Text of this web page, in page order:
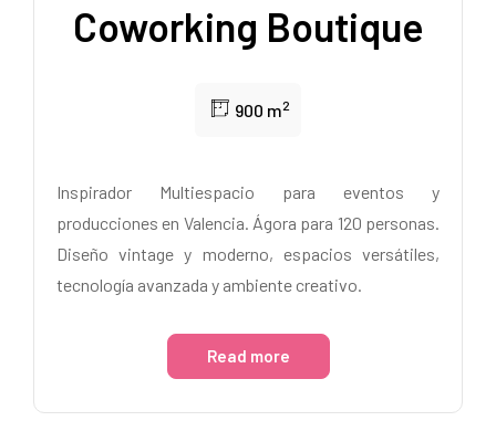
Coworking Boutique
900 m2
Inspirador Multiespacio para eventos y
producciones en Valencia. Ágora para 120 personas.
Diseño vintage y moderno, espacios versátiles,
tecnología avanzada y ambiente creativo.
Read more